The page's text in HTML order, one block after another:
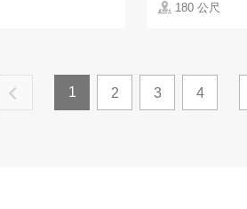
180 公尺
1 2 3 4